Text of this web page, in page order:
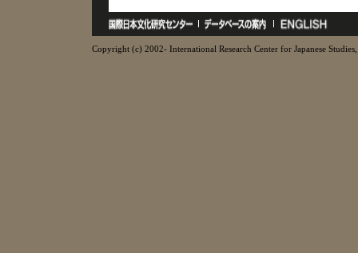
Copyright (c) 2002- International Research Center for Japanese